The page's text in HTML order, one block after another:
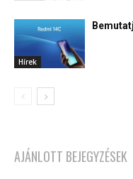
Hírek
AJÁNLOTT BEJEGYZÉSEK